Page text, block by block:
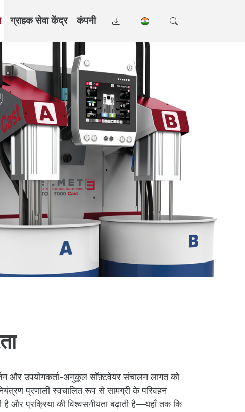
ग्राहक सेवा केंद्र कंपनी
और उपयोगकर्ता-अनुकूल सॉफ़्टवेयर संचालन लागत को
प्रणाली स्वचालित रूप से सामग्री के परिवहन
और प्रक्रिया की विश्वसनीयता बढ़ाती है—यहाँ तक कि